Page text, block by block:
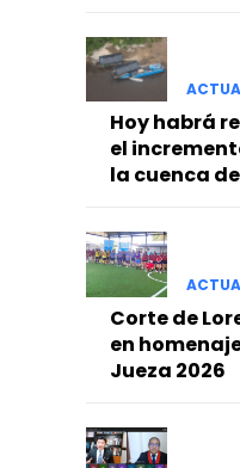
Hoy habrá
el
la cuenca
Corte de
en
Jueza 2026